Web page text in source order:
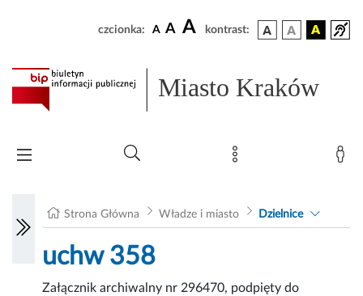
czcionka: A A A kontrast:
Miasto Kraków
Strona Główna Władze i miasto Dzielnice
uchw 358
Załącznik archiwalny nr 296470, podpięty do